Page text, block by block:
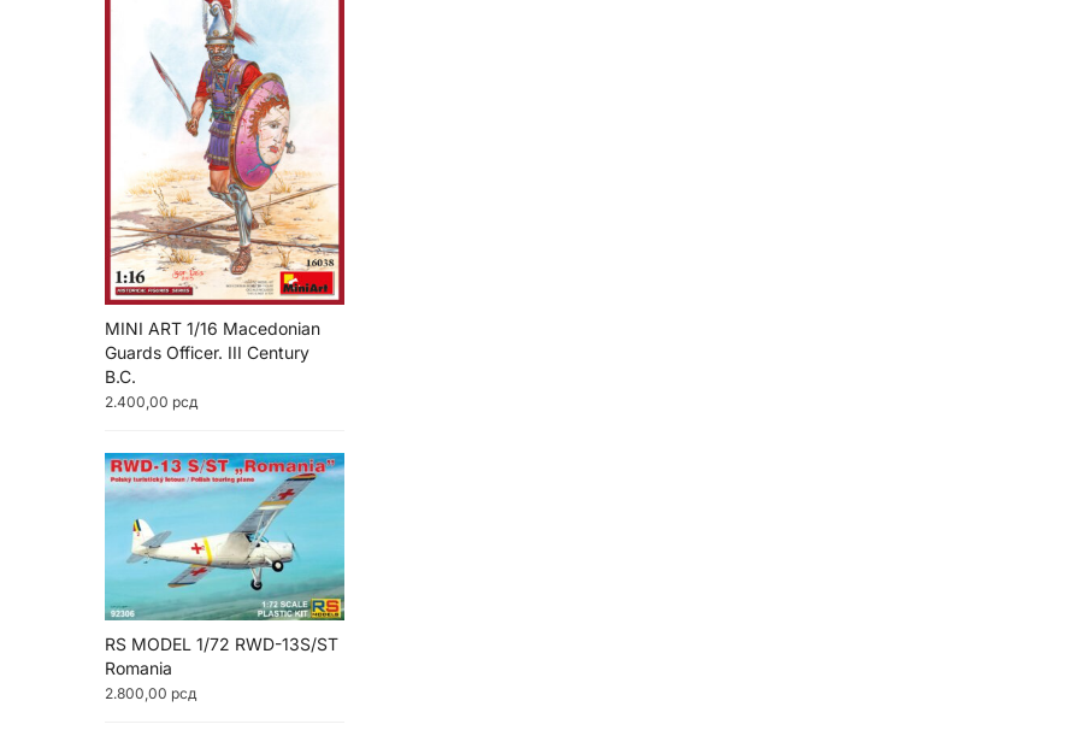
MINI ART 1/16 Macedonian
Guards Officer. III Century
B.C.
2.400,00 рсд
RS MODEL 1/72 RWD-13S/ST
Romania
2.800,00 рсд